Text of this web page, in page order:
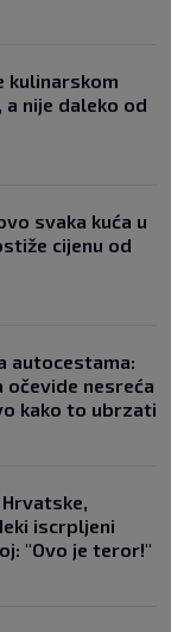
kulinarskom
nije daleko od
svaka kuća u
cijenu od
autocestama:
nesreća
kako to ubrzati
iscrpljeni
"Ovo je teror!"